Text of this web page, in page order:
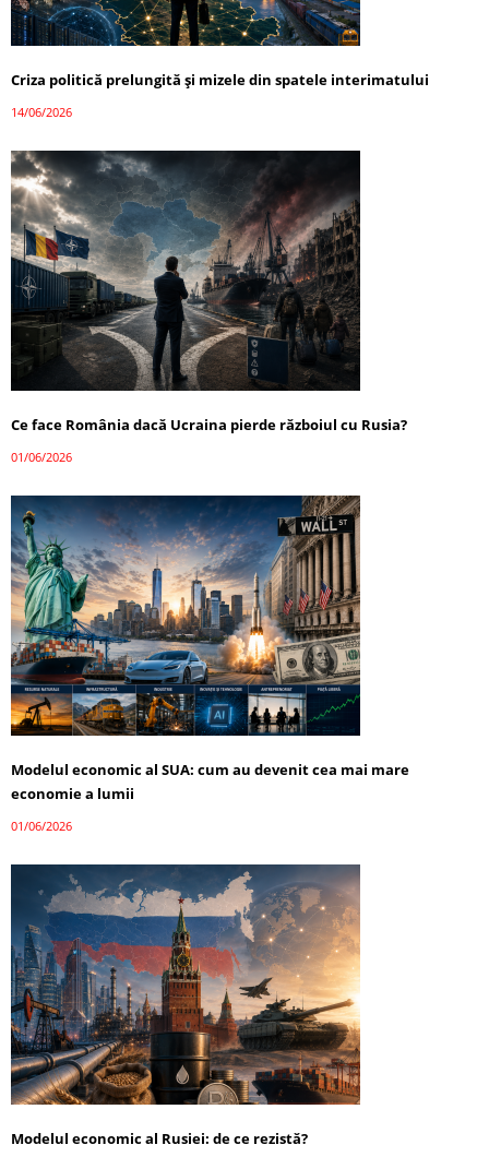
Criza politică prelungită și mizele din spatele interimatului
14/06/2026
Ce face România dacă Ucraina pierde războiul cu Rusia?
01/06/2026
Modelul economic al SUA: cum au devenit cea mai mare
economie a lumii
01/06/2026
Modelul economic al Rusiei: de ce rezistă?